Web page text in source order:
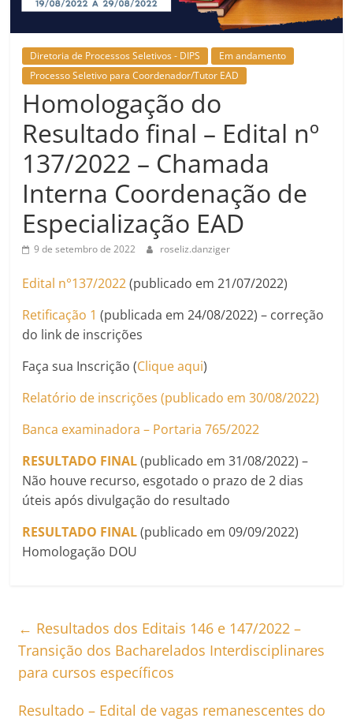
Diretoria de Processos Seletivos - DIPS
Em andamento
Processo Seletivo para Coordenador/Tutor EAD
Homologação do
Resultado final – Edital nº
137/2022 – Chamada
Interna Coordenação de
Especialização EAD
9 de setembro de 2022 roseliz.danziger
Edital n°137/2022(publicado em 21/07/2022)
Retificação 1 (publicada em 24/08/2022) – correção
do link de inscrições
Faça sua Inscrição (Clique aqui)
Relatório de inscrições (publicado em 30/08/2022)
Banca examinadora – Portaria 765/2022
RESULTADO FINAL(publicado em 31/08/2022) –
Não houve recurso, esgotado o prazo de 2 dias
úteis após divulgação do resultado
RESULTADO FINAL (publicado em 09/09/2022)
Homologação DOU
← Resultados dos Editais 146 e 147/2022 –
Transição dos Bacharelados Interdisciplinares
para cursos específicos
Resultado – Edital de vagas remanescentes do